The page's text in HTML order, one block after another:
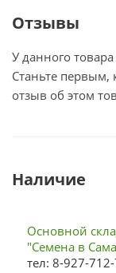
Отзывы
У данного
Станьте первым,
отзыв об этом
Наличие
Основной
"Семена в
тел: 8-927-